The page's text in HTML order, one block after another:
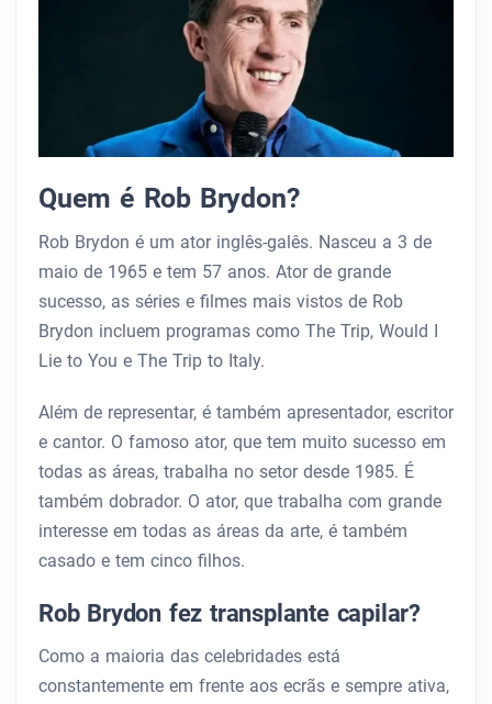
Quem é Rob Brydon?
Rob Brydon é um ator inglês-galês. Nasceu a 3 de
maio de 1965 e tem 57 anos. Ator de grande
sucesso, as séries e filmes mais vistos de Rob
Brydon incluem programas como The Trip, Would I
Lie to You e The Trip to Italy.
Além de representar, é também apresentador, escritor
e cantor. O famoso ator, que tem muito sucesso em
todas as áreas, trabalha no setor desde 1985. É
também dobrador. O ator, que trabalha com grande
interesse em todas as áreas da arte, é também
casado e tem cinco filhos.
Rob Brydon fez transplante capilar?
Como a maioria das celebridades está
constantemente em frente aos ecrãs e sempre ativa,